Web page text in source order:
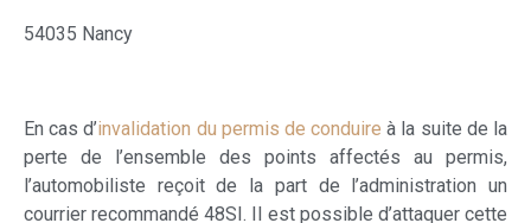
54035 Nancy
En cas d’invalidation du permis de conduire à la suite de la
perte de l’ensemble des points affectés au permis,
l’automobiliste reçoit de la part de l’administration un
courrier recommandé 48SI. Il est possible d’attaquer cette